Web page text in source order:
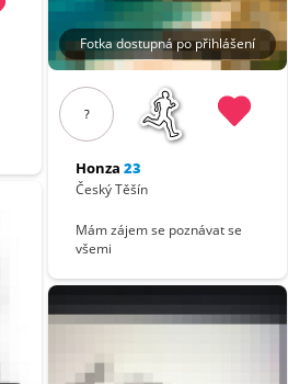
Fotka dostupná po přihlášení
?
Honza 23
Český Těšín
Mám zájem se poznávat se
všemi